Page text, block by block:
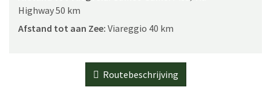
Highway 50 km
Afstand tot aan Zee: Viareggio 40 km
Routebeschrijving